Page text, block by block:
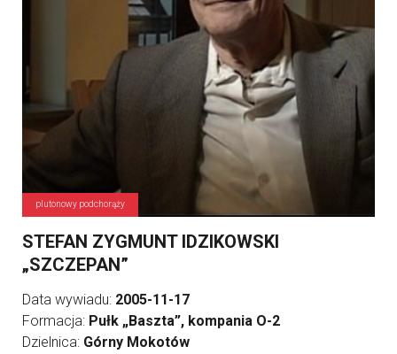
plutonowy podchorąży
STEFAN ZYGMUNT IDZIKOWSKI
„SZCZEPAN”
Data wywiadu: 2005-11-17
Formacja: Pułk „Baszta”, kompania O-2
Dzielnica: Górny Mokotów